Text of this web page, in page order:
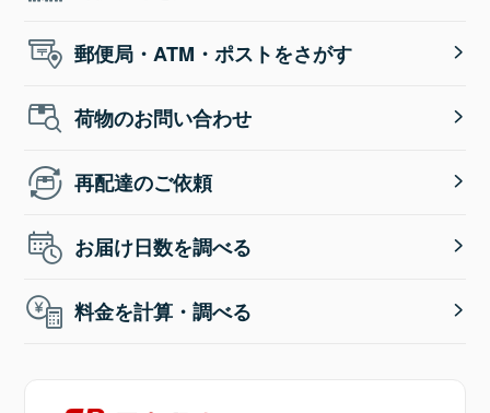
郵便局・ATM・ポストをさがす
荷物のお問い合わせ
再配達のご依頼
お届け日数を調べる
料金を計算・調べる